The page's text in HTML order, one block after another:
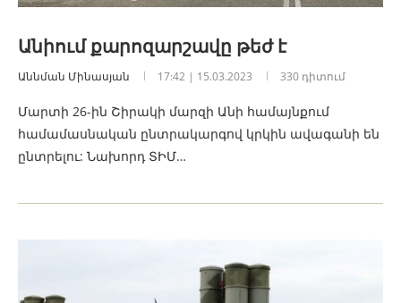
Անիում քարոզարշավը թեժ է
Աննման Մինասյան 17:42 | 15.03.2023 330 դիտում
Մարտի 26-ին Շիրակի մարզի Անի համայնքում
համամասնական ընտրակարգով կրկին ավագանի են
ընտրելու: Նախորդ ՏԻՄ…